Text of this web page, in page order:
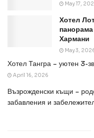
May 17,
Хотел
Хармани
May 3,
Хотел Тангра – уютен 3-
April 16, 2026
Възрожденски къщи –
забавления и